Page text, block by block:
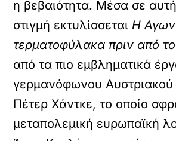
η βεβαιότητα. Μέσα σε
στιγμή εκτυλίσσεται Η
τερματοφύλακα πριν από το
από τα πιο εμβληματικά
γερμανόφωνου
Πέτερ Χάντκε, το οποίο
μεταπολεμική ευρωπαϊκή